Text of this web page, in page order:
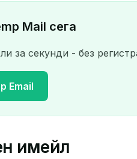
Mail сега
за секунди - без
Email
имейл